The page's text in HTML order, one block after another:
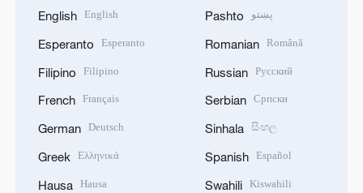
English English
Esperanto Esperanto
Filipino Filipino
French Français
German Deutsch
Greek Ελληνικά
Hausa Hausa
Pashto پښتو
Romanian Română
Russian Русский
Serbian Српски
Sinhala සිංහල
Spanish Español
Swahili Kiswahili